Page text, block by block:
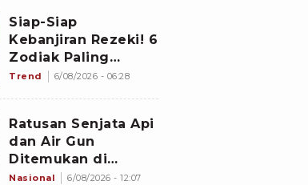
Gemini Punya
Senjata Utama
Siap-Siap
Kebanjiran Rezeki! 6
Zodiak Paling
Bercuan Deras di 7
Trend 6/08/2026 - 06:28
Ratusan Senjata Api
dan Air Gun
Ditemukan di
Sekolah Swasta
Nasional 6/08/2026 - 12:07